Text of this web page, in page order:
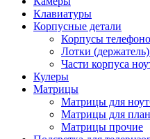
Клавиатуры
Корпусные детали
Корпусы
Лотки
Части корпуса
Кулеры
Матрицы
Матрицы для
Матрицы для
Матрицы прочие